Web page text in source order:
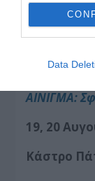
Data
***
Θέατρο
ΑΙΝΙΓΜΑ:
19, 20
Κάστρο